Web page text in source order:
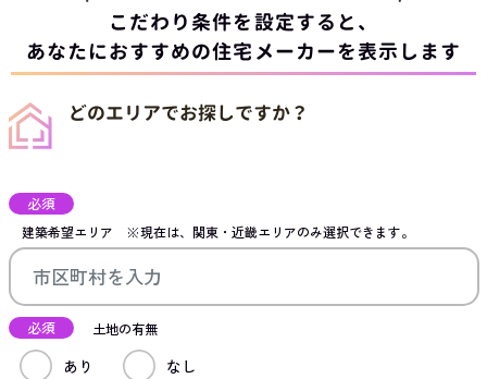
こだわり条件を設定すると、
あなたにおすすめの住宅メーカーを表示します
どのエリアでお探しですか？
必須
建築希望エリア ※現在は、関東・近畿エリアのみ選択できます。
必須 土地の有無
あり なし